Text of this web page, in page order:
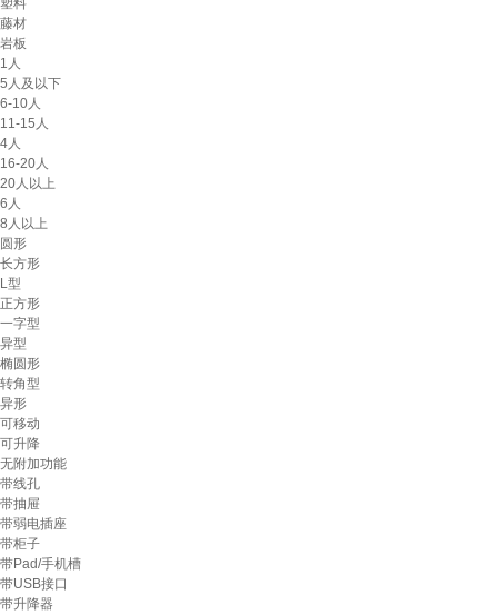
塑料
藤材
岩板
1人
5人及以下
6-10人
11-15人
4人
16-20人
20人以上
6人
8人以上
圆形
长方形
L型
正方形
一字型
异型
椭圆形
转角型
异形
可移动
可升降
无附加功能
带线孔
带抽屉
带弱电插座
带柜子
带Pad/手机槽
带USB接口
带升降器